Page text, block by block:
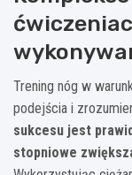
Trening nóg w
podejścia i
sukcesu jest
stopniowe